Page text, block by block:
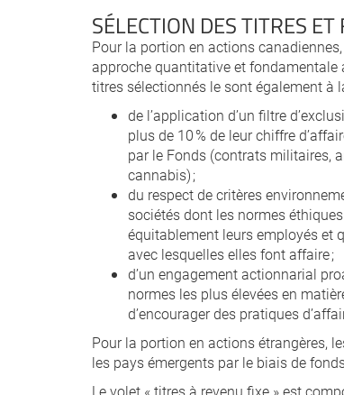
SÉLECTION DES TITRES
Pour la portion en actions
approche quantitative et fondamentale
titres sélectionnés le sont également à
de l’application d’un filtre
plus de 10 % de leur chiffre
par le Fonds (contrats militaires,
cannabis) ;
du respect de critères
sociétés dont les normes
équitablement leurs employés et
avec lesquelles elles font affaire ;
d’un engagement actionnarial
normes les plus élevées en
d’encourager des pratiques
Pour la portion en actions étrangères,
les pays émergents par le biais de
Le volet « titres à revenu fixe » est